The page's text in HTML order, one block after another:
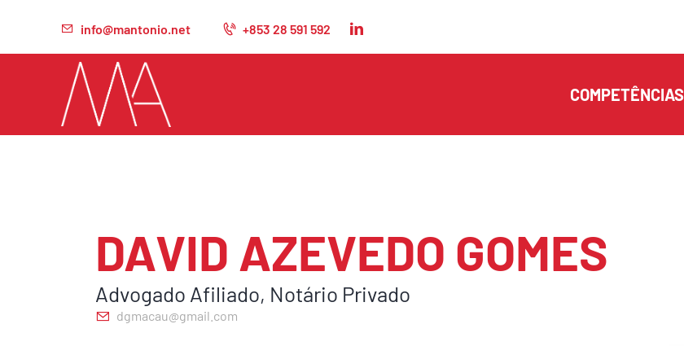
info@mantonio.net +853 28 591 592
COMPETÊNCIAS
COMPETÊNCIAS
POLÍTICA DE
PRIVACIDADE
EN PT 中文
DAVID AZEVEDO GOMES
Advogado Afiliado, Notário Privado
dgmacau@gmail.com